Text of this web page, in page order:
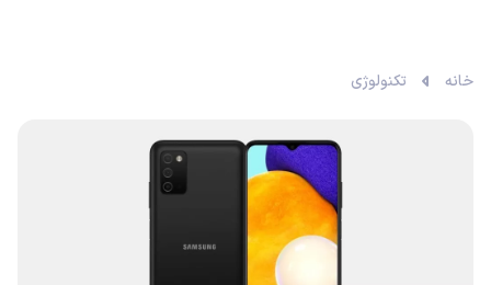
خانه تکنولوژی